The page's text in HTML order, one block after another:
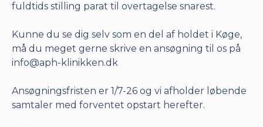
fuldtids stilling parat til overtagelse snarest.
Kunne du se dig selv som en del af holdet i Køge,
må du meget gerne skrive en ansøgning til os på
info@aph-klinikken.dk
Ansøgningsfristen er 1/7-26 og vi afholder løbende
samtaler med forventet opstart herefter.